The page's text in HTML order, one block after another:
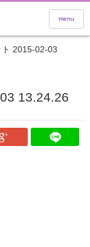
menu
ト 2015-02-03
13.24.26
はてなブックマーク
Google